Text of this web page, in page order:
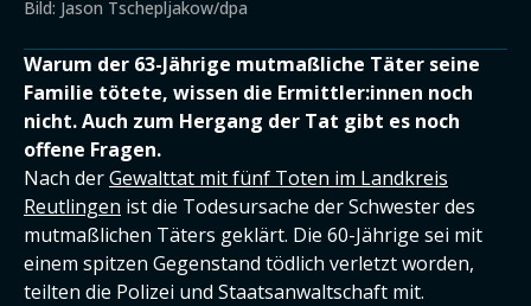
Bild: Jason Tschepljakow/dpa
Warum der 63-Jährige mutmaßliche Täter seine
Familie tötete, wissen die Ermittler:innen noch
nicht. Auch zum Hergang der Tat gibt es noch
offene Fragen.
Nach derGewalttat mit fünf Toten im Landkreis
Reutlingen ist die Todesursache der Schwester des
mutmaßlichen Täters geklärt. Die 60-Jährige sei mit
einem spitzen Gegenstand tödlich verletzt worden,
teilten die Polizei und Staatsanwaltschaft mit.